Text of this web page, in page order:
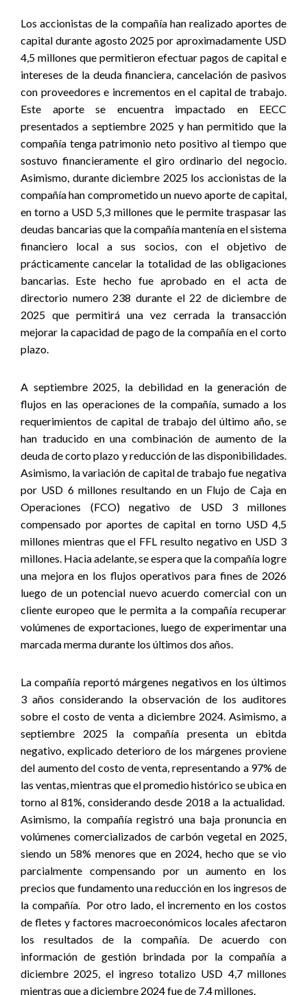
Los accionistas de la compañía han realizado aportes de
capital durante agosto 2025 por aproximadamente USD
4,5 millones que permitieron efectuar pagos de capital e
intereses de la deuda financiera, cancelación de pasivos
con proveedores e incrementos en el capital de trabajo.
Este aporte se encuentra impactado en EECC
presentados a septiembre 2025 y han permitido que la
compañía tenga patrimonio neto positivo al tiempo que
sostuvo financieramente el giro ordinario del negocio.
Asimismo, durante diciembre 2025 los accionistas de la
compañía han comprometido un nuevo aporte de capital,
en torno a USD 5,3 millones que le permite traspasar las
deudas bancarias que la compañía mantenía en el sistema
financiero local a sus socios, con el objetivo de
prácticamente cancelar la totalidad de las obligaciones
bancarias. Este hecho fue aprobado en el acta de
directorio numero 238 durante el 22 de diciembre de
2025 que permitirá una vez cerrada la transacción
mejorar la capacidad de pago de la compañía en el corto
plazo.
A septiembre 2025, la debilidad en la generación de
flujos en las operaciones de la compañía, sumado a los
requerimientos de capital de trabajo del último año, se
han traducido en una combinación de aumento de la
deuda de corto plazo y reducción de las disponibilidades.
Asimismo, la variación de capital de trabajo fue negativa
por USD 6 millones resultando en un Flujo de Caja en
Operaciones (FCO) negativo de USD 3 millones
compensado por aportes de capital en torno USD 4,5
millones mientras que el FFL resulto negativo en USD 3
millones. Hacia adelante, se espera que la compañía logre
una mejora en los flujos operativos para fines de 2026
luego de un potencial nuevo acuerdo comercial con un
cliente europeo que le permita a la compañía recuperar
volúmenes de exportaciones, luego de experimentar una
marcada merma durante los últimos dos años.
La compañía reportó márgenes negativos en los últimos
3 años considerando la observación de los auditores
sobre el costo de venta a diciembre 2024. Asimismo, a
septiembre 2025 la compañía presenta un ebitda
negativo, explicado deterioro de los márgenes proviene
del aumento del costo de venta, representando a 97% de
las ventas, mientras que el promedio histórico se ubica en
torno al 81%, considerando desde 2018 a la actualidad.
Asimismo, la compañía registró una baja pronuncia en
volúmenes comercializados de carbón vegetal en 2025,
siendo un 58% menores que en 2024, hecho que se vio
parcialmente compensando por un aumento en los
precios que fundamento una reducción en los ingresos de
la compañía. Por otro lado, el incremento en los costos
de fletes y factores macroeconómicos locales afectaron
los resultados de la compañía. De acuerdo con
información de gestión brindada por la compañía a
diciembre 2025, el ingreso totalizo USD 4,7 millones
mientras que a diciembre 2024 fue de 7,4 millones.